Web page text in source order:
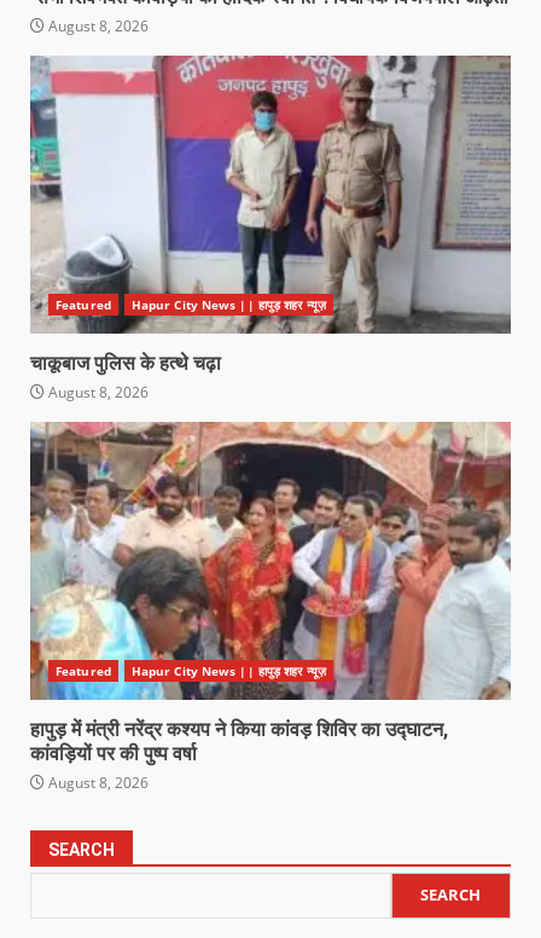
August 8, 2026
Featured Hapur City News || हापुड़ शहर न्यूज़
चाकूबाज पुलिस के हत्थे चढ़ा
August 8, 2026
Featured Hapur City News || हापुड़ शहर न्यूज़
हापुड़ में मंत्री नरेंद्र कश्यप ने किया कांवड़ शिविर का उद्घाटन,
कांवड़ियों पर की पुष्प वर्षा
August 8, 2026
SEARCH
SEARCH